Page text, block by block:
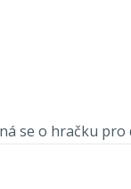
se o hračku pro